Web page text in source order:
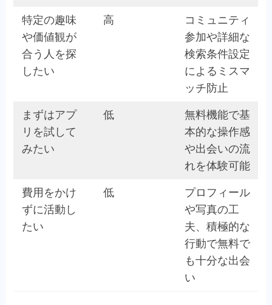
特定の趣味
や価値観が
合う人を探
したい
高
コミュニティ
参加や詳細な
検索条件設定
によるミスマ
ッチ防止
まずはアプ
リを試して
みたい
低
無料機能で基
本的な操作感
や出会いの流
れを体験可能
費用をかけ
ずに活動し
たい
低
プロフィール
や写真の工
夫、積極的な
行動で無料で
も十分な出会
い